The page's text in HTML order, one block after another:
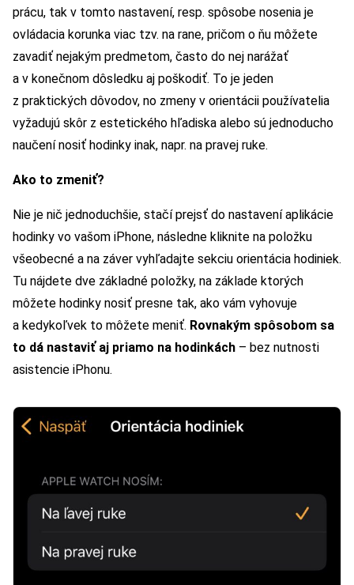
prácu, tak v tomto nastavení, resp. spôsobe nosenia je
ovládacia korunka viac tzv. na rane, pričom o ňu môžete
zavadiť nejakým predmetom, často do nej narážať
a v konečnom dôsledku aj poškodiť. To je jeden
z praktických dôvodov, no zmeny v orientácii používatelia
vyžadujú skôr z estetického hľadiska alebo sú jednoducho
naučení nosiť hodinky inak, napr. na pravej ruke.
Ako to zmeniť?
Nie je nič jednoduchšie, stačí prejsť do nastavení aplikácie
hodinky vo vašom iPhone, následne kliknite na položku
všeobecné a na záver vyhľadajte sekciu orientácia hodiniek.
Tu nájdete dve základné položky, na základe ktorých
môžete hodinky nosiť presne tak, ako vám vyhovuje
a kedykoľvek to môžete meniť. Rovnakým spôsobom sa
to dá nastaviť aj priamo na hodinkách – bez nutnosti
asistencie iPhonu.